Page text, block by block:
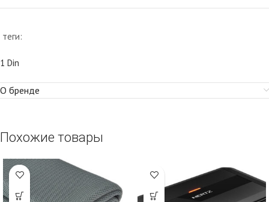
теги:
1 Din
О бренде
Похожие товары